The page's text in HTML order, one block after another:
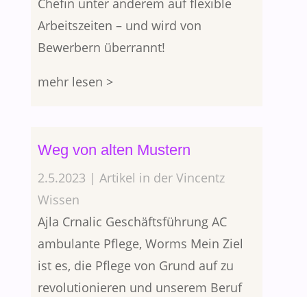
Chefin unter anderem auf flexible
Arbeitszeiten – und wird von
Bewerbern überrannt!
mehr lesen >
Weg von alten Mustern
2.5.2023 | Artikel in der Vincentz
Wissen
Ajla Crnalic Geschäftsführung AC
ambulante Pflege, Worms Mein Ziel
ist es, die Pflege von Grund auf zu
revolutionieren und unserem Beruf